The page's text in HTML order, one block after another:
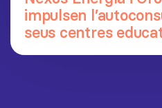
impulsen
seus centres